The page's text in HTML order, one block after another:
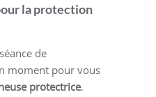
la protection
de
moment pour vous
protectrice.